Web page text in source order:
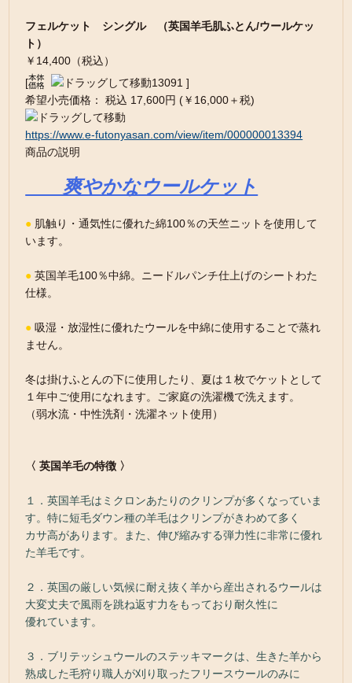
フェルケット シングル （英国羊毛肌ふとん/ウールケッ
ト）
￥14,400（税込）
[
13091 ]
希望小売価格： 税込 17,600円 (￥16,000＋税)
https://www.e-futonyasan.com/view/item/000000013394
商品の説明
爽やかなウールケット
● 肌触り・通気性に優れた綿100％の天竺ニットを使用して
います。
●英国羊毛100％中綿。ニードルパンチ仕上げのシートわた
仕様。
●吸湿・放湿性に優れたウールを中綿に使用することで蒸れ
ません。
冬は掛けふとんの下に使用したり、夏は１枚でケットとして
１年中ご使用になれます。ご家庭の洗濯機で洗えます。
（弱水流・中性洗剤・洗濯ネット使用）
〈 英国羊毛の特徴 〉
１．英国羊毛はミクロンあたりのクリンプが多くなっていま
す。特に短毛ダウン種の羊毛はクリンプがきわめて多く
カサ高があります。また、伸び縮みする弾力性に非常に優れ
た羊毛です。
２．英国の厳しい気候に耐え抜く羊から産出されるウールは
大変丈夫で風雨を跳ね返す力をもっており耐久性に
優れています。
３．ブリテッシュウールのステッキマークは、生きた羊から
熟成した毛狩り職人が刈り取ったフリースウールのみに